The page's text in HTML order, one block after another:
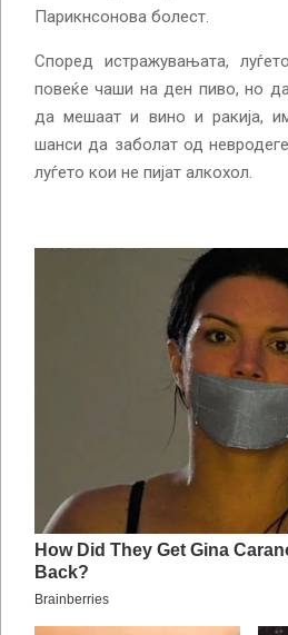
Парикнсонова болест.
Според истражувањата,
повеќе чаши на ден пиво, но
да мешаат и вино и ракија,
шанси да заболат од
луѓето кои не пијат алкохол.